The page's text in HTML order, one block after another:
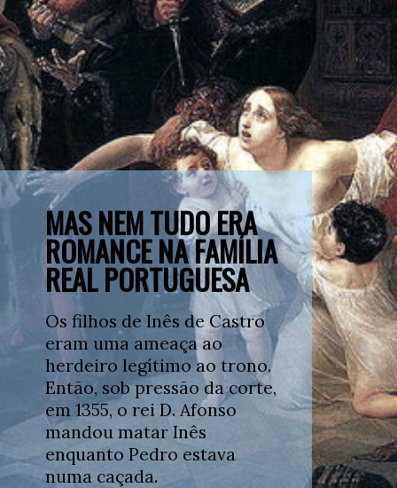
MAS NEM TUDO ERA
ROMANCE NA FAMÍLIA
REAL PORTUGUESA
Os filhos de Inês de Castro
eram uma ameaça ao
herdeiro legítimo ao trono.
Então, sob pressão da corte,
em 1355, o rei D. Afonso
mandou matar Inês
enquanto Pedro estava
numa caçada.